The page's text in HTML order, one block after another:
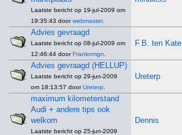
Laatste bericht op 19-jul-2009 om
19:35:43 doorwebmaster.
Advies gevraagd
Laatste bericht op 08-jul-2009 om
12:46:44 doorFranknmgn
F.B. ten Kate
Advies gevraagd (HELLUP)
Laatste bericht op 29-jun-2009
om 18:13:57 doorUreterp
Ureterp
maximum kilometerstand
Audi + andere tips ook
welkom
Laatste bericht op 25-jun-2009
Dennis